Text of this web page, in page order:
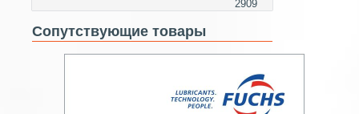
2909
Сопутствующие товары